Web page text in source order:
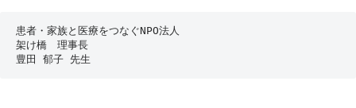
患者・家族と医療をつなぐNPO法人
架け橋　理事長
豊田 郁子 先生